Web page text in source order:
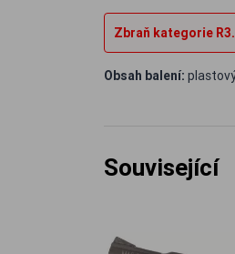
Zbraň kategorie
Obsah balení:
Související